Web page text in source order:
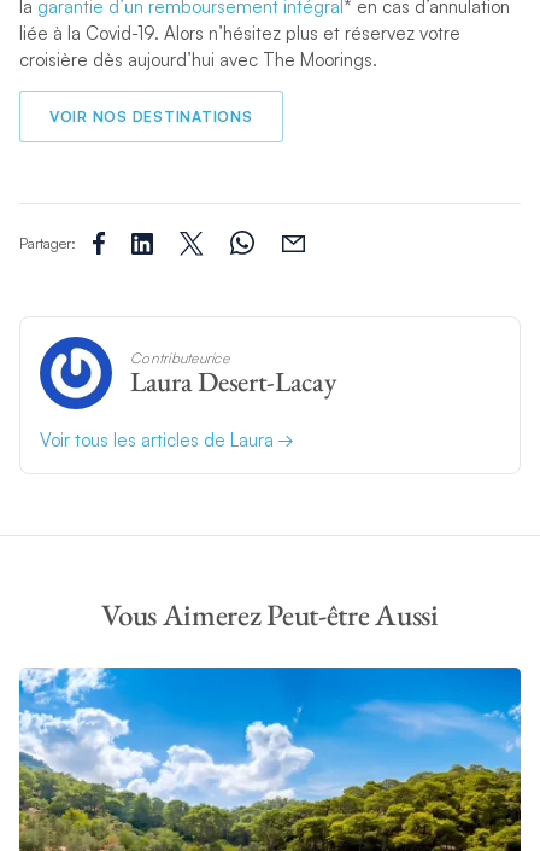
la garantie d’un remboursement intégral * en cas d’annulation
liée à la Covid-19. Alors n’hésitez plus et réservez votre
croisière dès aujourd’hui avec The Moorings.
VOIR NOS DESTINATIONS
Partager:
Contributeurice
Laura Desert-Lacay
Voir tous les articles de Laura
Vous Aimerez Peut-être Aussi